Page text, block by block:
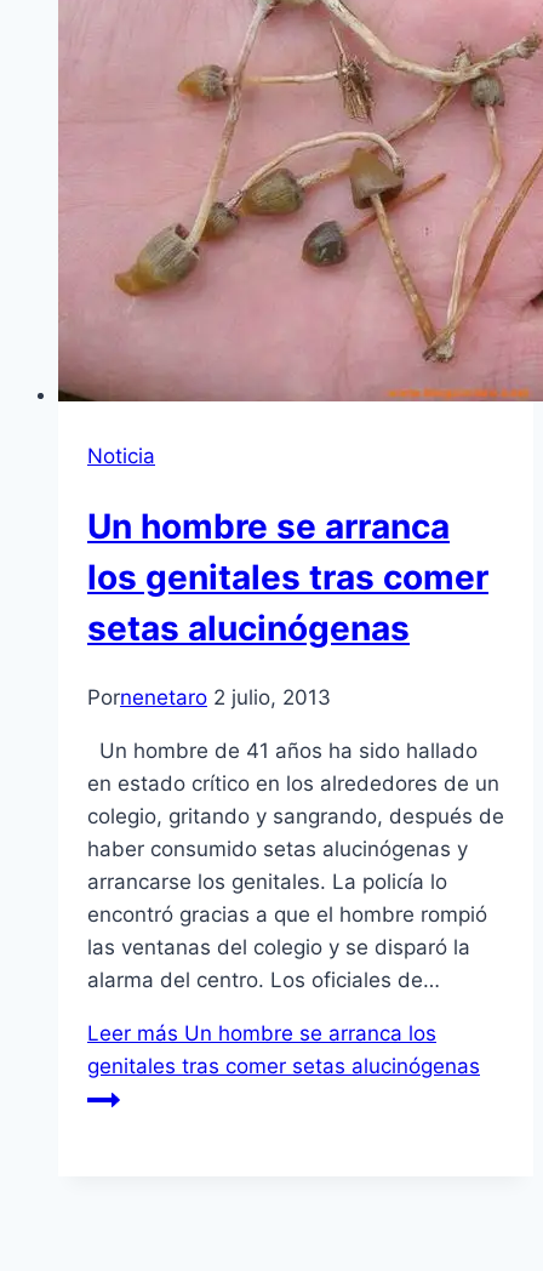
Noticia
Un hombre se arranca
los genitales tras comer
setas alucinógenas
Pornenetaro 2 julio, 2013
Un hombre de 41 años ha sido hallado
en estado crítico en los alrededores de un
colegio, gritando y sangrando, después de
haber consumido setas alucinógenas y
arrancarse los genitales. La policía lo
encontró gracias a que el hombre rompió
las ventanas del colegio y se disparó la
alarma del centro. Los oficiales de…
Leer más Un hombre se arranca los
genitales tras comer setas alucinógenas